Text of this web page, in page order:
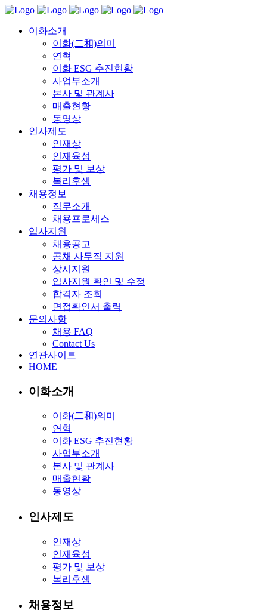
이화소개
이화(二和)의미
연혁
이화 ESG 추진현황
사업부소개
본사 및 관계사
매출현황
동영상
인사제도
인재상
인재육성
평가 및 보상
복리후생
채용정보
직무소개
채용프로세스
입사지원
채용공고
공채 사무직 지원
상시지원
입사지원 확인 및 수정
합격자 조회
면접확인서 출력
문의사항
채용 FAQ
Contact Us
연관사이트
HOME
이화소개
이화(二和)의미
연혁
이화 ESG 추진현황
사업부소개
본사 및 관계사
매출현황
동영상
인사제도
인재상
인재육성
평가 및 보상
복리후생
채용정보